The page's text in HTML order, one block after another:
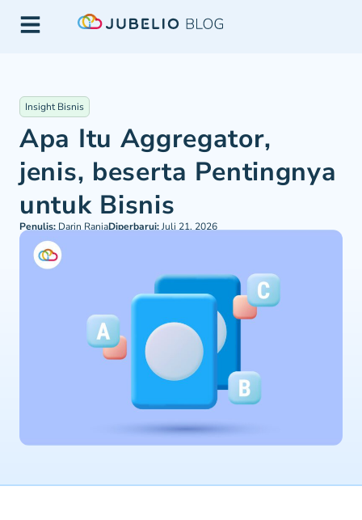
Insight Bisnis
Apa Itu Aggregator,
jenis, beserta Pentingnya
untuk Bisnis
Penulis: Darin RaniaDiperbarui:Juli 21, 2026